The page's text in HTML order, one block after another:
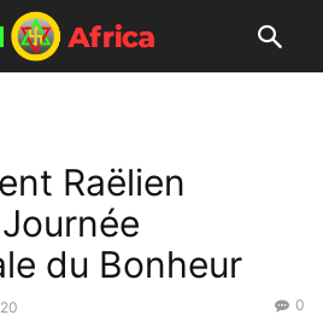
Raëlien
du Bonheur
0